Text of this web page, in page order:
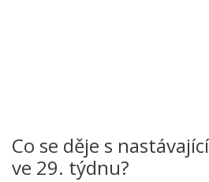
Co se děje s
ve 29. týdnu?